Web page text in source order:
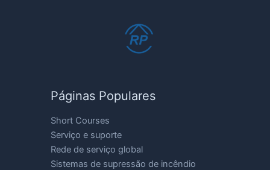
Páginas Populares
Short Courses
Serviço e suporte
Rede de serviço global
Sistemas de supressão de incêndio